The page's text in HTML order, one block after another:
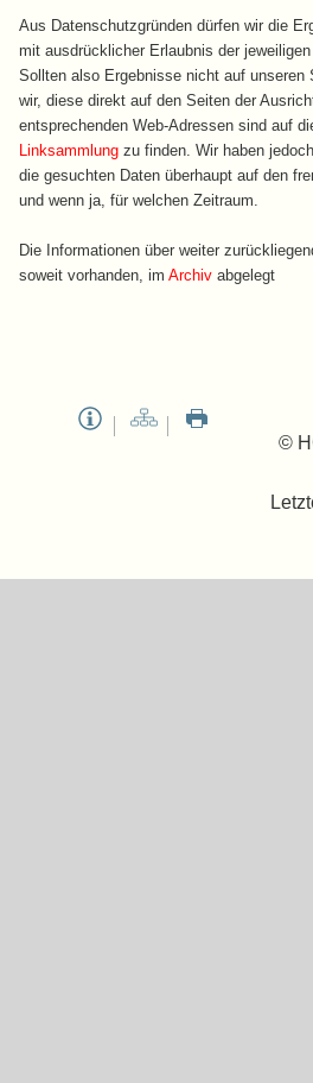
Aus Datenschutzgründen dürfen wir die
mit ausdrücklicher Erlaubnis der
Sollten also Ergebnisse nicht auf unseren
wir, diese direkt auf den Seiten der
entsprechenden Web-Adressen sind auf
Linksammlung zu finden. Wir haben
die gesuchten Daten überhaupt auf den
und wenn ja, für welchen Zeitraum.
Die Informationen über weiter
soweit vorhanden, im Archiv abgelegt
©